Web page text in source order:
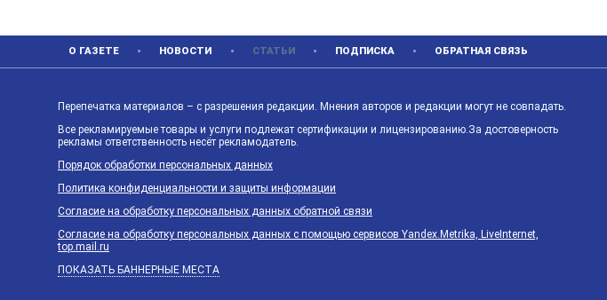
О ГАЗЕТЕ НОВОСТИ СТАТЬИ ПОДПИСКА ОБРАТНАЯ СВЯЗЬ
Перепечатка материалов – с разрешения редакции. Мнения авторов и редакции могут не совпадать.
Все рекламируемые товары и услуги подлежат сертификации и лицензированию.За достоверность
рекламы ответственность несёт рекламодатель.
Порядок обработки персональных данных
Политика конфиденциальности и защиты информации
Согласие на обработку персональных данных обратной связи
Согласие на обработку персональных данных с помощью сервисов Yandex.Metrika, LiveInternet,
top.mail.ru
ПОКАЗАТЬ БАННЕРНЫЕ МЕСТА